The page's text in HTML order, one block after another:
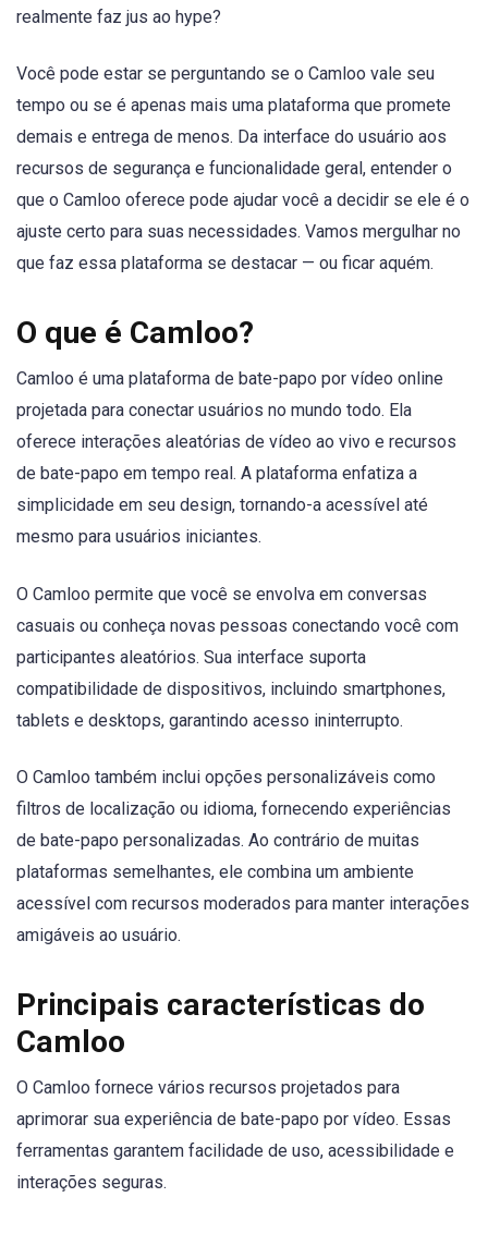
realmente faz jus ao hype?
Você pode estar se perguntando se o Camloo vale seu
tempo ou se é apenas mais uma plataforma que promete
demais e entrega de menos. Da interface do usuário aos
recursos de segurança e funcionalidade geral, entender o
que o Camloo oferece pode ajudar você a decidir se ele é o
ajuste certo para suas necessidades. Vamos mergulhar no
que faz essa plataforma se destacar — ou ficar aquém.
O que é Camloo?
Camloo é uma plataforma de bate-papo por vídeo online
projetada para conectar usuários no mundo todo. Ela
oferece interações aleatórias de vídeo ao vivo e recursos
de bate-papo em tempo real. A plataforma enfatiza a
simplicidade em seu design, tornando-a acessível até
mesmo para usuários iniciantes.
O Camloo permite que você se envolva em conversas
casuais ou conheça novas pessoas conectando você com
participantes aleatórios. Sua interface suporta
compatibilidade de dispositivos, incluindo smartphones,
tablets e desktops, garantindo acesso ininterrupto.
O Camloo também inclui opções personalizáveis como
filtros de localização ou idioma, fornecendo experiências
de bate-papo personalizadas. Ao contrário de muitas
plataformas semelhantes, ele combina um ambiente
acessível com recursos moderados para manter interações
amigáveis ao usuário.
Principais características do
Camloo
O Camloo fornece vários recursos projetados para
aprimorar sua experiência de bate-papo por vídeo. Essas
ferramentas garantem facilidade de uso, acessibilidade e
interações seguras.